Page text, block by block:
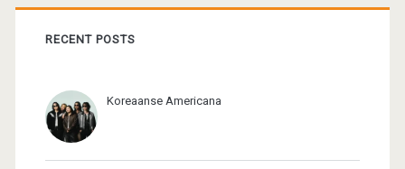
RECENT POSTS
Koreaanse Americana